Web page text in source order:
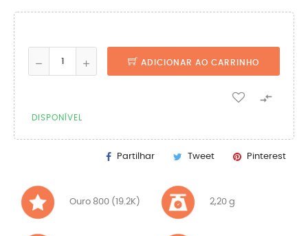
ADICIONAR AO CARRINHO

DISPONÍVEL
Partilhar Tweet Pinterest
Ouro 800 (19.2K) 2,20 g